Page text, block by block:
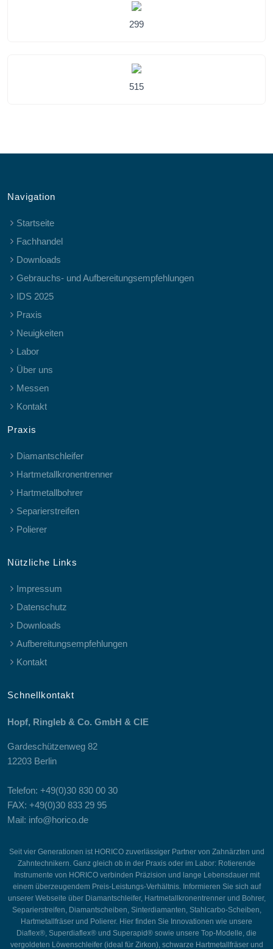
299
515
Navigation
Startseite
Fachhandel
Downloads
Gebrauchs- und Aufbereitungsempfehlungen
IDS 2025
Praxis
Neuigkeiten
Labor
Über uns
Messen
Kontakt
Praxis
Diamantschleifer
Hartmetallkronentrenner
Hartmetallbohrer
Separierstreifen
Polierer
Nützliche Links
Impressum
Datenschutz
Downloads
Aufbereitungsempfehlungen
Kontakt
Schnellkontakt
Hopf, Ringleb & Co. GmbH & CIE
Gardeschützenweg 82
12203 Berlin
Telefon: +49(0)30 830 00 30
FAX: +49(0)30 833 29 95
Mail: info@horico.de
Seit vier Generationen ist HORICO zuverlässiger Partner von Zahnärzten und
Zahntechnikern. Ganz gleich ob in der Praxis oder im Labor: Rotierende
Instrumente von HORICO verbinden Präzision und lange Lebensdauer mit
einem überzeugendem Preis-Leistungs-Verhältnis. Informieren Sie sich auf
unserer Webseite über Diamantschleifer, Hartmetallkronentrenner und Bohrer,
Separierstreifen, Diamantscheiben, Sinterdiamanten, Stahlcarbo-Scheiben,
Hartmetallfräser und Polierer. Hier finden Sie Innovationen wie unsere
Diaflex®, Superdiaflex® und Superapid® sowie unsere Top-Modelle, die
vergoldeten Löwenschleifer (ideal für Zirkon), schwarze Hartmetallfräser und